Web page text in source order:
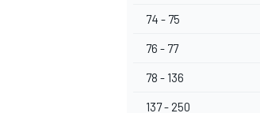
74 - 75
76 - 77
78 - 136
137 - 250